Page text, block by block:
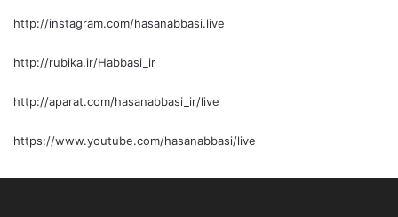
http://instagram.com/hasanabbasi.live
http://rubika.ir/Habbasi_ir
http://aparat.com/hasanabbasi_ir/live
https://www.youtube.com/hasanabbasi/live